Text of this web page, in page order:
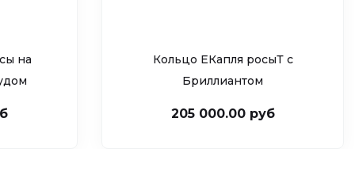
на
Кольцо ЕКапля росыТ c
Бриллиантом
205 000.00 руб